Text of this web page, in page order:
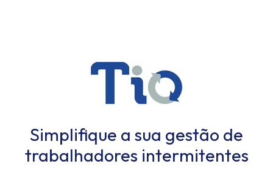
Simplifique a sua gestão de
trabalhadores intermitentes